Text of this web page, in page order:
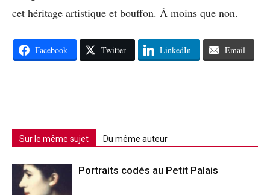
cet héritage artistique et bouffon. À moins que non.
Facebook Twitter LinkedIn Email
Sur le même sujet Du même auteur
Portraits codés au Petit Palais